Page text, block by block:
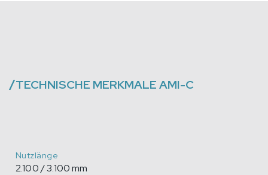
/TECHNISCHE MERKMALEAMI-C
Nutzlänge
2.100 / 3.100 mm